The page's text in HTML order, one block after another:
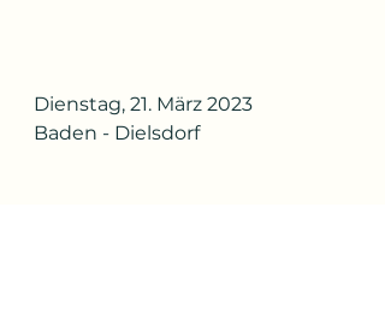
Dienstag, 21. März 2023
Baden - Dielsdorf